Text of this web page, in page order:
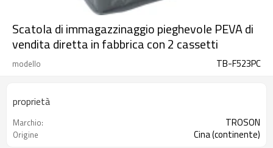
Scatola di immagazzinaggio pieghevole PEVA di
vendita diretta in fabbrica con 2 cassetti
modello TB-F523PC
proprietà
Marchio: TROSON
Origine Cina (continente)